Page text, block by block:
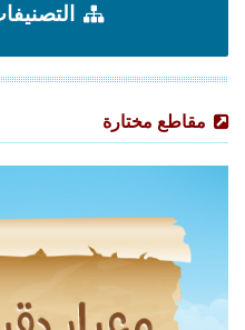
مقاطع مختارة